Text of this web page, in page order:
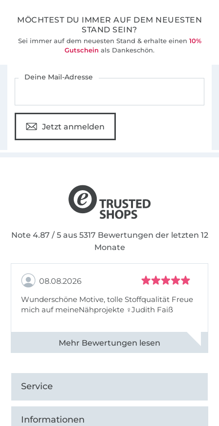
MÖCHTEST DU IMMER AUF DEM NEUESTEN
STAND SEIN?
Sei immer auf dem neuesten Stand & erhalte einen 10%
Gutschein als Dankeschön.
Deine Mail-Adresse
Jetzt anmelden
Note 4.87 / 5 aus 5317 Bewertungen der letzten 12
Monate
08.08.2026
Wunderschöne Motive, tolle Stoffqualität Freue
mich auf meineNähprojekte ♀Judith Faiß
Alle 82990 Bewertungen ansehen
Service
Informationen